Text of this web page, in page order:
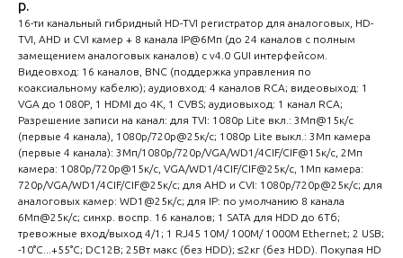
р.
16-ти канальный гибридный HD-TVI регистратор для аналоговых, HD-
TVI, AHD и CVI камер + 8 канала IP@6Мп (до 24 каналов с полным
замещением аналоговых каналов) с v4.0 GUI интерфейсом.
Видеовход: 16 каналов, BNC (поддержка управления по
коаксиальному кабелю); аудиовход: 4 каналов RCA; видеовыход: 1
VGA до 1080Р, 1 HDMI до 4К, 1 CVBS; аудиовыход: 1 канал RCA;
Разрешение записи на канал: для TVI: 1080p Lite вкл.: 3Мп@15к/с
(первые 4 канала), 1080p/720p@25к/с; 1080p Lite выкл.: 3Мп камера
(первые 4 канала): 3Мп/1080p/720p/VGA/WD1/4CIF/CIF@15к/с, 2Мп
камера: 1080p/720p@15к/с, VGA/WD1/4CIF/CIF@25к/с, 1Мп камера:
720p/VGA/WD1/4CIF/CIF@25к/c; для AHD и CVI: 1080p/720p@25к/с; для
аналоговых камер: WD1@25к/с; для IP: по умолчанию 8 канала
6Мп@25к/с; синхр. воспр. 16 каналов; 1 SATA для HDD до 6Тб;
тревожные вход/выход 4/1; 1 RJ45 10M/ 100M/ 1000М Ethernet; 2 USB;
-10°C...+55°C; DC12В; 25Вт макс (без HDD); ≤2кг (без HDD). Покупая HD